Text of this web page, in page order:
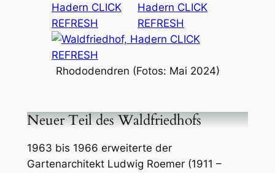
Rhododendren (Fotos: Mai 2024)
Neuer Teil des Waldfriedhofs
1963 bis 1966 erweiterte der
Gartenarchitekt Ludwig Roemer (1911 –